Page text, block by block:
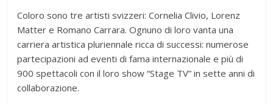
Coloro sono tre artisti svizzeri: Cornelia Clivio, Lorenz
Matter e Romano Carrara. Ognuno di loro vanta una
carriera artistica pluriennale ricca di successi: numerose
partecipazioni ad eventi di fama internazionale e più di
900 spettacoli con il loro show “Stage TV” in sette anni di
collaborazione.